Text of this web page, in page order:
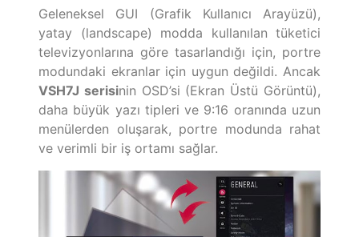
Geleneksel GUI (Grafik Kullanıcı Arayüzü),
yatay (landscape) modda kullanılan tüketici
televizyonlarına göre tasarlandığı için, portre
modundaki ekranlar için uygun değildi. Ancak
VSH7J serisinin OSD’si (Ekran Üstü Görüntü),
daha büyük yazı tipleri ve 9:16 oranında uzun
menülerden oluşarak, portre modunda rahat
ve verimli bir iş ortamı sağlar.